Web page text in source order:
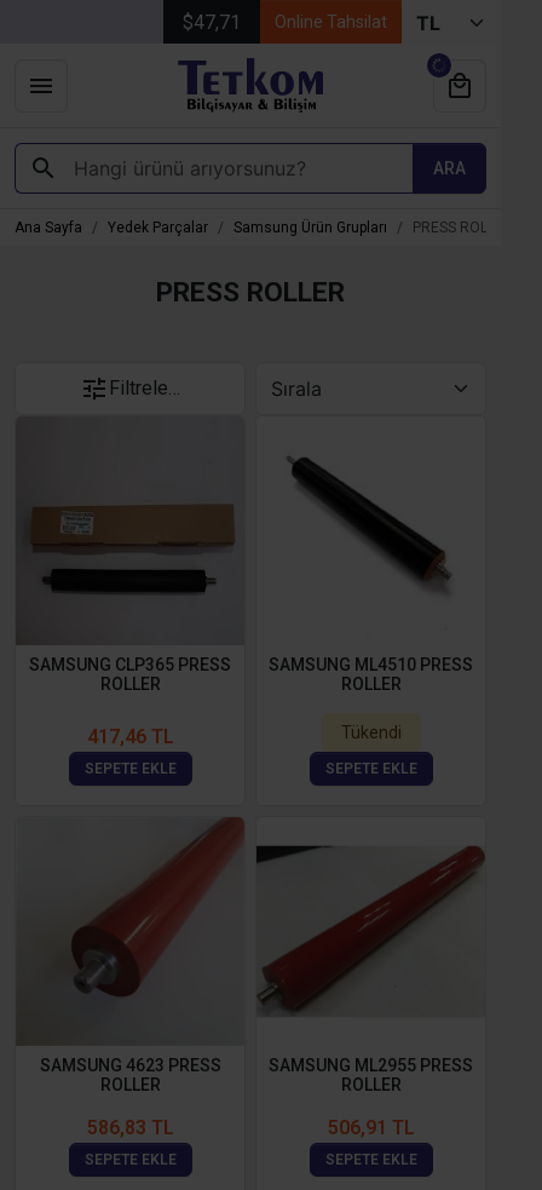
$47,71 Online Tahsilat
ARA
Ana Sayfa Yedek Parçalar Samsung Ürün Grupları PRESS ROLLER
PRESS ROLLER
Filtrele…
SAMSUNG CLP365 PRESS
ROLLER
417,46 TL
SEPETE EKLE
SAMSUNG ML4510 PRESS
ROLLER
Tükendi
SEPETE EKLE
SAMSUNG 4623 PRESS
ROLLER
586,83 TL
SEPETE EKLE
SAMSUNG ML2955 PRESS
ROLLER
506,91 TL
SEPETE EKLE